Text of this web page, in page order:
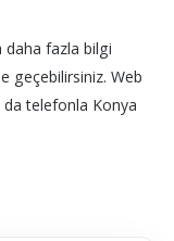
daha fazla bilgi
geçebilirsiniz. Web
telefonla Konya